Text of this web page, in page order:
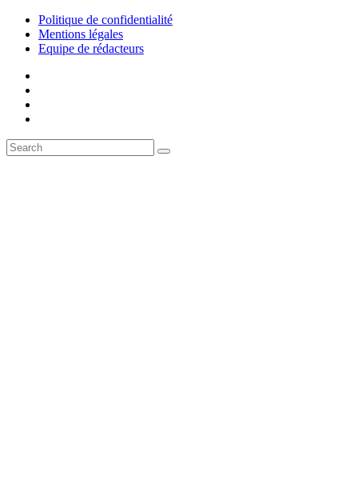
Politique de confidentialité
Mentions légales
Equipe de rédacteurs